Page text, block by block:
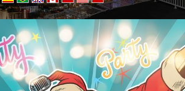
Заглянуть в жерло вулкана,
почувствовать свободное падение,
постоять на краю бездны — все это
можно сделать, прокатившись на